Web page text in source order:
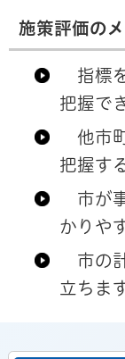
施策評価の
指標
把握で
他市
把握す
市が
かりや
市の
立ちま